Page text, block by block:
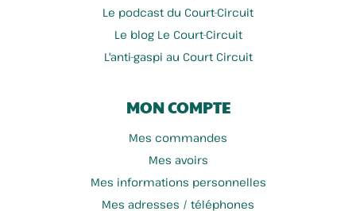
Le podcast du Court-Circuit
Le blog Le Court-Circuit
L'anti-gaspi au Court Circuit
MON COMPTE
Mes commandes
Mes avoirs
Mes informations personnelles
Mes adresses / téléphones